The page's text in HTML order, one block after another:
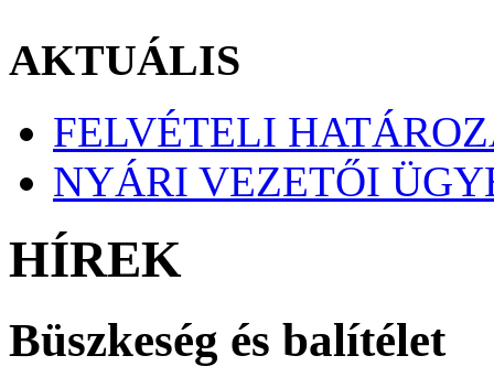
AKTUÁLIS
FELVÉTELI
NYÁRI VEZETŐI
HÍREK
Büszkeség és balítélet